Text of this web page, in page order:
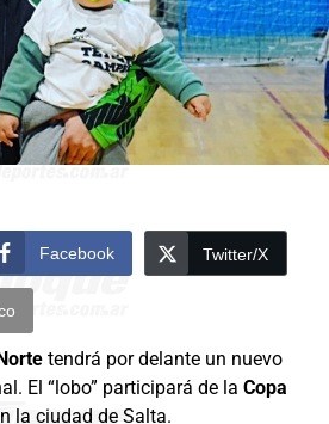
Facebook Twitter/X
tendrá por delante un nuevo
El “lobo” participará de la Copa
la ciudad de Salta.